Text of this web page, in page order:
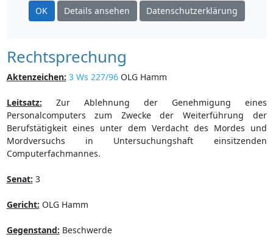
OK Details ansehen Datenschutzerklärung
Rechtsprechung
Aktenzeichen: 3 Ws 227/96OLG Hamm
Leitsatz: Zur Ablehnung der Genehmigung eines
Personalcomputers zum Zwecke der Weiterführung der
Berufstätigkeit eines unter dem Verdacht des Mordes und
Mordversuchs in Untersuchungshaft einsitzenden
Computerfachmannes.
Senat: 3
Gericht: OLG Hamm
Gegenstand: Beschwerde